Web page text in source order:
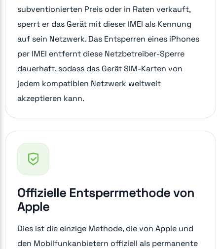
subventionierten Preis oder in Raten verkauft,
sperrt er das Gerät mit dieser IMEI als Kennung
auf sein Netzwerk. Das Entsperren eines iPhones
per IMEI entfernt diese Netzbetreiber-Sperre
dauerhaft, sodass das Gerät SIM-Karten von
jedem kompatiblen Netzwerk weltweit
akzeptieren kann.
Offizielle Entsperrmethode von
Apple
Dies ist die einzige Methode, die von Apple und
den Mobilfunkanbietern offiziell als permanente